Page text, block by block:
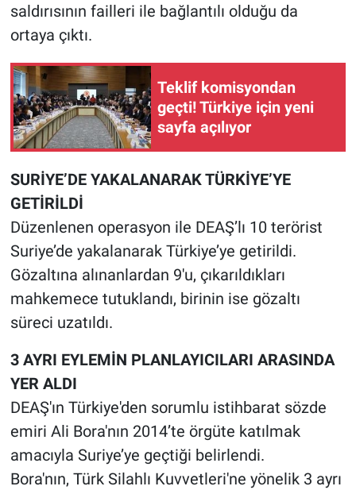
saldırısının failleri ile bağlantılı olduğu da
ortaya çıktı.
Teklif komisyondan
geçti! Türkiye için yeni
sayfa açılıyor
SURİYE’DE YAKALANARAK TÜRKİYE’YE
GETİRİLDİ
Düzenlenen operasyon ile DEAŞ’lı 10 terörist
Suriye’de yakalanarak Türkiye’ye getirildi.
Gözaltına alınanlardan 9'u, çıkarıldıkları
mahkemece tutuklandı, birinin ise gözaltı
süreci uzatıldı.
3 AYRI EYLEMİN PLANLAYICILARI ARASINDA
YER ALDI
DEAŞ'ın Türkiye'den sorumlu istihbarat sözde
emiri Ali Bora'nın 2014’te örgüte katılmak
amacıyla Suriye’ye geçtiği belirlendi.
Bora'nın, Türk Silahlı Kuvvetleri'ne yönelik 3 ayrı